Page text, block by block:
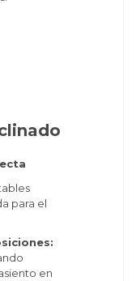
para el
en